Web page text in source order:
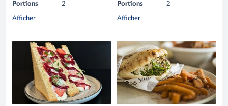
Portions
2
Afficher
Portions
2
Afficher